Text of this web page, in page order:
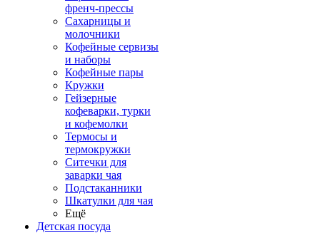
френч-прессы
Сахарницы и
молочники
Кофейные сервизы
и наборы
Кофейные пары
Кружки
Гейзерные
кофеварки, турки
и кофемолки
Термосы и
термокружки
Ситечки для
заварки чая
Подстаканники
Шкатулки для чая
Ещё
Детская посуда